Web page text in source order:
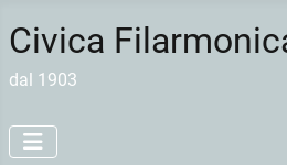
Civica
dal 1903